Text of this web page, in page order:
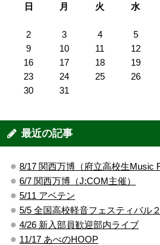
日
月 火 水
2
3 4 5
9
10 11 12
16
17 18 19
23
24 25 26
30
31
最近の記事
8/17 関西万博（府立高校生Music
6/7 関西万博（J:COM主催）
5/11 アベテン
5/5 全国高校軽音フェスティバル
4/26 新入部員歓迎部内ライブ
11/17 あべのHOOP